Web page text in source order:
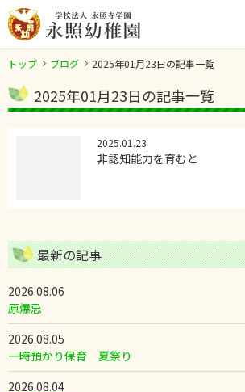
トップ ブログ 2025年01月23日の記事一覧
2025年01月23日の記事一覧
2025.01.23
非認知能力を育むと
最新の記事
2026.08.06
原爆忌
2026.08.05
一時預かり保育 夏祭り
2026.08.04